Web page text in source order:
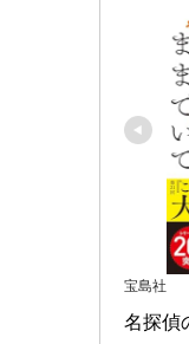
宝島社
名探偵